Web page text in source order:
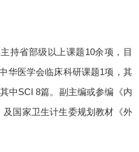
持省部级以上课题10余项，目
华医学会临床科研课题1项，其
中SCI 8篇。副主编或参编《内
国家卫生计生委规划教材《外